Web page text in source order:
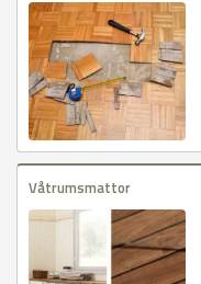
Våtrumsmattor